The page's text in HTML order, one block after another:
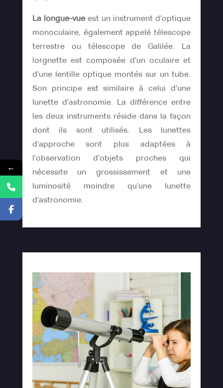
La longue-vue est un instrument d’optique
monoculaire, également appelé télescope
terrestre ou télescope de Galilée. La
lorgnette est composée d’un oculaire et
d’une lentille optique montés sur un tube.
Son principe est similaire à celui d’une
lunette d’astronomie. La différence entre
les deux instruments réside dans la façon
dont ils sont utilisés. Les lunettes
d’approche sont plus adaptées à
l’observation d’objets proches qui
nécessite un grossissement et une
luminosité moindre qu’une lunette
d’astronomie.
←